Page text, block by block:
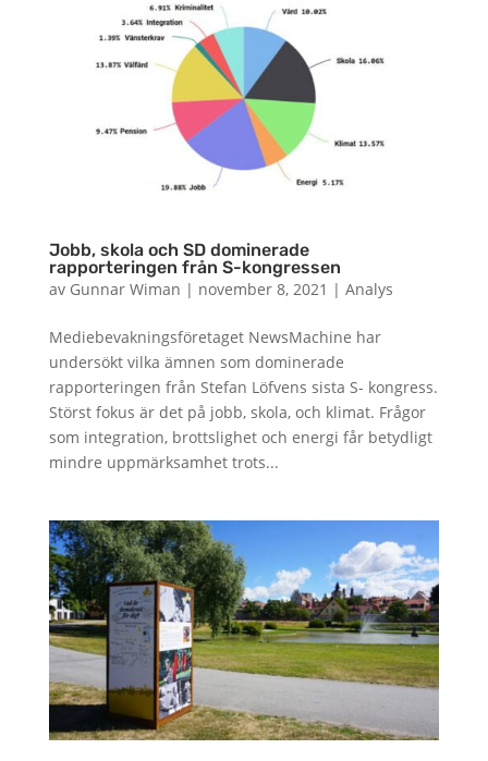
Jobb, skola och SD dominerade
rapporteringen från S-kongressen
av Gunnar Wiman | november 8, 2021 | Analys
Mediebevakningsföretaget NewsMachine har
undersökt vilka ämnen som dominerade
rapporteringen från Stefan Löfvens sista S- kongress.
Störst fokus är det på jobb, skola, och klimat. Frågor
som integration, brottslighet och energi får betydligt
mindre uppmärksamhet trots...